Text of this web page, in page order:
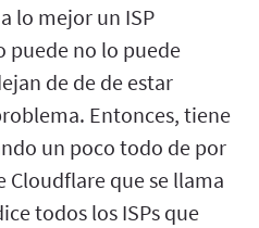
lo mejor un ISP
puede no lo puede
de de de estar
Entonces, tiene
un poco todo de por
Cloudflare que se llama
todos los ISPs que